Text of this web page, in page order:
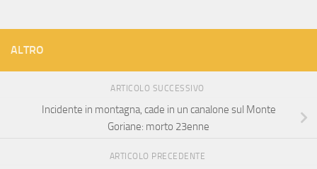
ALTRO
ARTICOLO SUCCESSIVO
Incidente in montagna, cade in un canalone sul Monte
Goriane: morto 23enne
ARTICOLO PRECEDENTE